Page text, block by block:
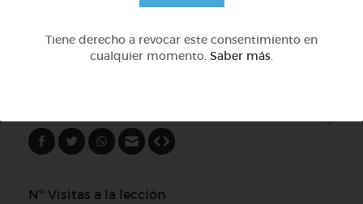
Nº Visitas a la lección
Tiene derecho a revocar este consentimiento en
cualquier momento. Saber más.